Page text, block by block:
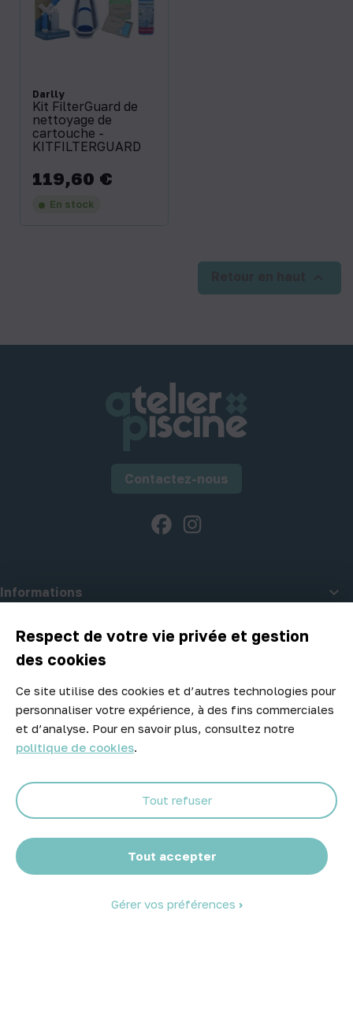
Respect de votre vie privée et gestion
des cookies
Ce site utilise des cookies et d’autres technologies pour
personnaliser votre expérience, à des fins commerciales
et d’analyse. Pour en savoir plus, consultez notre
politique de cookies.
Tout accepter
Tout refuser
Gérer vos préférences
Darlly
Kit FilterGuard de
nettoyage de
cartouche -
KITFILTERGUARD
Prix
119,60 €
En stock
Contactez-nous
Facebook
Informations 
A propos d'Atelier Piscine
Newsletter
Ne manquez aucune opportunité ! Restez informé de nos meilleurs
prix et nouveaux arrivages.
Abonnez-vous
© 2026 Atelier Piscine - Tous droits réservés